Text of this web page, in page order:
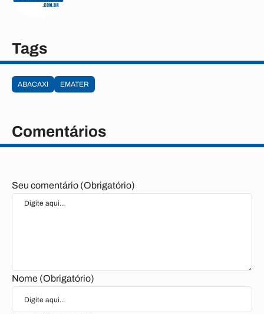
Tags
ABACAXI EMATER
Comentários
Seu comentário (Obrigatório)
Nome (Obrigatório)